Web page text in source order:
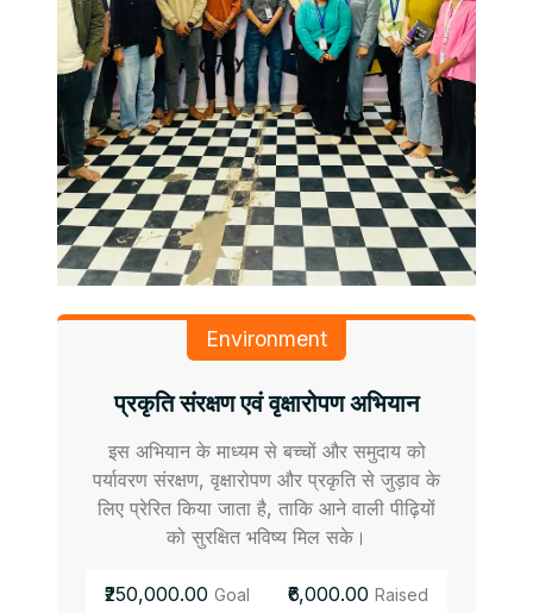
Environment
प्रकृति संरक्षण एवं वृक्षारोपण अभियान
इस अभियान के माध्यम से बच्चों और समुदाय को
पर्यावरण संरक्षण, वृक्षारोपण और प्रकृति से जुड़ाव के
लिए प्रेरित किया जाता है, ताकि आने वाली पीढ़ियों
को सुरक्षित भविष्य मिल सके।
₹250,000.00 Goal ₹6,000.00 Raised